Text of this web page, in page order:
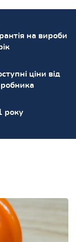
на вироби
ціни від
року